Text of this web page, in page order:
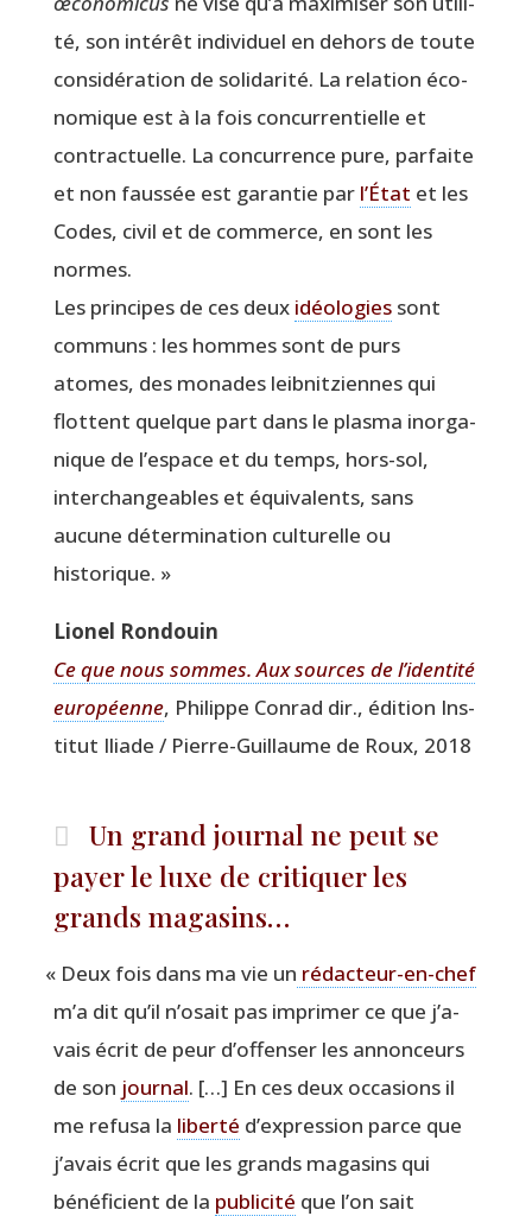
té, son inté­rêt indi­vi­duel en dehors de toute
consi­dé­ra­tion de soli­da­ri­té. La rela­tion éco­
no­mique est à la fois concur­ren­tielle et
contrac­tuelle. La concur­rence pure, par­faite
et non faus­sée est garan­tie par l’État et les
Codes, civil et de com­merce, en sont les
normes.
Les prin­cipes de ces deux idéo­lo­giessont
com­muns : les hommes sont de purs
atomes, des monades leib­nit­ziennes qui
flottent quelque part dans le plas­ma inor­ga­
nique de l’espace et du temps, hors-sol,
inter­chan­geables et équi­va­lents, sans
aucune déter­mi­na­tion cultu­relle ou
historique. »
Lio­nel Rondouin
Ce que nous sommes. Aux sources de l’identité
euro­péenne, Phi­lippe Conrad dir., édi­tion Ins­
ti­tut Iliade / Pierre-Guillaume de Roux, 2018
Un grand journal ne peut se
payer le luxe de critiquer les
grands magasins…
« Deux fois dans ma vie un rédac­teur-en-chef
m’a dit qu’il n’o­sait pas impri­mer ce que j’a­
vais écrit de peur d’of­fen­ser les annon­ceurs
de son jour­nal. […] En ces deux occa­sions il
me refu­sa la liber­té d’ex­pres­sion parce que
j’a­vais écrit que les grands maga­sins qui
béné­fi­cient de la publi­ci­té que l’on sait